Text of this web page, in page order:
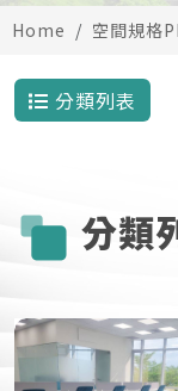
Home 空間規格
分類列表
分類